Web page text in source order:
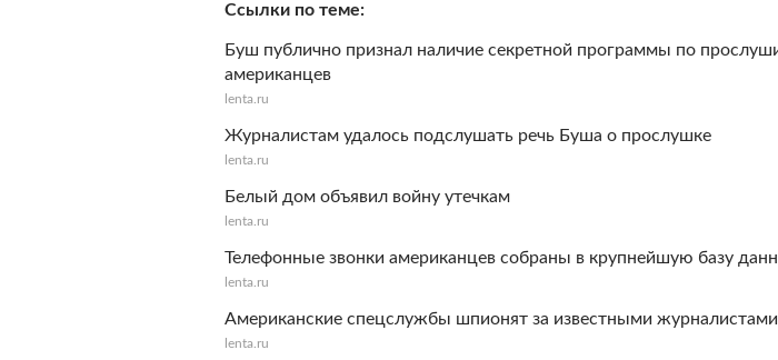
Ссылки по теме
Буш публично признал наличие секретной программы по
американцев
lenta.ru
Журналистам удалось подслушать речь Буша о прослушке
lenta.ru
Белый дом объявил войну утечкам
lenta.ru
Телефонные звонки американцев собраны в крупнейшую базу
lenta.ru
Американские спецслужбы шпионят за известными журналистами
lenta.ru